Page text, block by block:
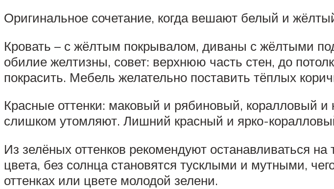
Оригинальное сочетание, когда вешают белый и
Кровать – с жёлтым покрывалом, диваны с жёлтыми
обилие желтизны, совет: верхнюю часть стен, до
покрасить. Мебель желательно поставить тёплых
Красные оттенки: маковый и рябиновый, коралловый
слишком утомляют. Лишний красный и ярко-
Из зелёных оттенков рекомендуют останавливаться
цвета, без солнца становятся тусклыми и мутными,
оттенках или цвете молодой зелени.